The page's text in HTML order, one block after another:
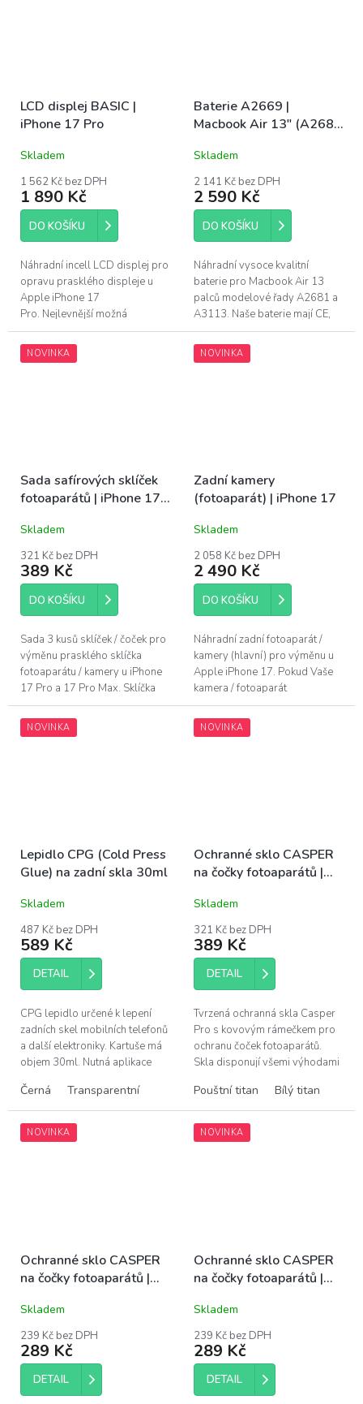
LCD displej BASIC |
iPhone 17 Pro
Skladem
1 562 Kč bez DPH
1 890 Kč
DO KOŠÍKU
Náhradní incell LCD displej pro
opravu prasklého displeje u
Apple iPhone 17
Pro. Nejlevnější možná
alternativa pro opravu displeje
iPhone 17 Pro. Tento LCD...
Baterie A2669 |
Macbook Air 13" (A2681
Mid 2024
Skladem
2 141 Kč bez DPH
2 590 Kč
DO KOŠÍKU
Náhradní vysoce kvalitní
baterie pro Macbook Air 13
palců modelové řady A2681 a
A3113. Naše baterie mají CE,
FC a RoHS certifikace. Záruka 1
rok na funkčnost, 6 měsíců na
pokles...
NOVINKA
Sada safírových sklíček
fotoaparátů | iPhone 17
Skladem
321 Kč bez DPH
389 Kč
DO KOŠÍKU
Sada 3 kusů sklíček / čoček pro
výměnu prasklého sklíčka
fotoaparátu / kamery u iPhone
17 Pro a 17 Pro Max. Sklíčka
jsou vyrobena z safíru, stejně
jako originální díl....
NOVINKA
Zadní kamery
(fotoaparát) | iPhone 17
Skladem
2 058 Kč bez DPH
2 490 Kč
DO KOŠÍKU
Náhradní zadní fotoaparát /
kamery (hlavní) pro výměnu u
Apple iPhone 17. Pokud Vaše
kamera / fotoaparát
nezaostřuje, či nelze zoomovat,
bývá chybný právě tento díl.
Originální...
NOVINKA
Lepidlo CPG (Cold Press
Glue) na zadní skla 30ml
Skladem
487 Kč bez DPH
589 Kč
DETAIL
CPG lepidlo určené k lepení
zadních skel mobilních telefonů
a další elektroniky. Kartuše má
objem 30ml. Nutná aplikace
kompletního vytvrzení 48h.
Dvě...
Černá Transparentní
NOVINKA
Ochranné sklo CASPER
na čočky fotoaparátů |
Max
Skladem
321 Kč bez DPH
389 Kč
DETAIL
Tvrzená ochranná skla Casper
Pro s kovovým rámečkem pro
ochranu čoček fotoaparátů.
Skla disponují všemi výhodami
snadná instalace bez bublin,...
Pouštní titan Bílý titan
NOVINKA
Ochranné sklo CASPER
na čočky fotoaparátů |
Max
Skladem
239 Kč bez DPH
289 Kč
DETAIL
NOVINKA
Ochranné sklo CASPER
na čočky fotoaparátů |
Max
Skladem
239 Kč bez DPH
289 Kč
DETAIL